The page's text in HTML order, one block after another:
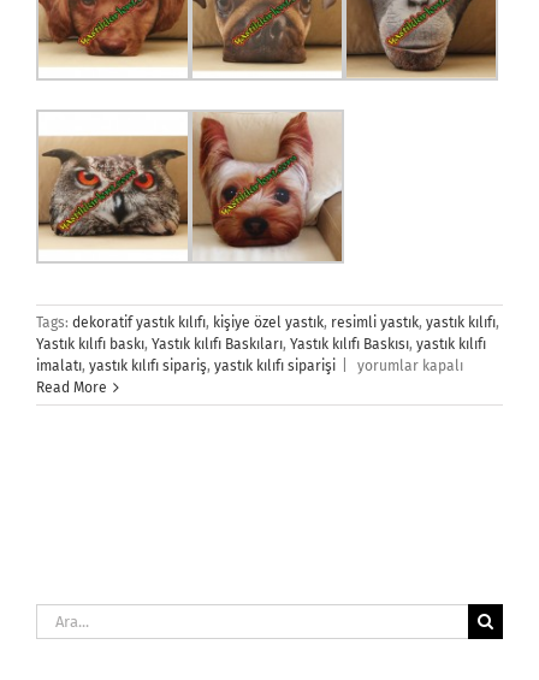
Tags: dekoratif yastık kılıfı, kişiye özel yastık, resimli yastık, yastık kılıfı,
Yastık kılıfı baskı, Yastık kılıfı Baskıları, Yastık kılıfı Baskısı, yastık kılıfı
imalatı, yastık kılıfı sipariş, yastık kılıfı siparişi
Yastık
için
yorumlar kapalı
Read More
Ara: